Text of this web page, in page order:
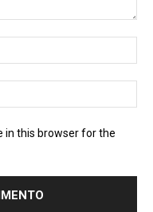
in this browser for the